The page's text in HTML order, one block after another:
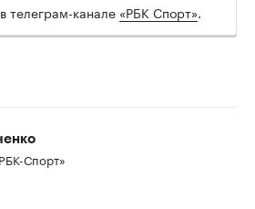
телеграм-канале «РБК Спорт».
Спорт»